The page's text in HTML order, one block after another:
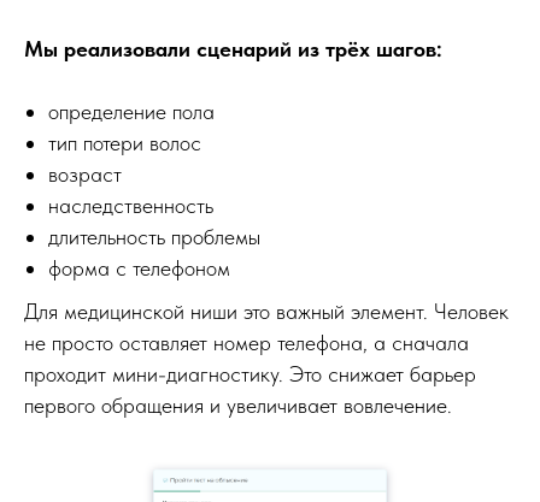
Мы реализовали сценарий из трёх шагов:
определение пола
тип потери волос
возраст
наследственность
длительность проблемы
форма с телефоном
Для медицинской ниши это важный элемент. Человек
не просто оставляет номер телефона, а сначала
проходит мини-диагностику. Это снижает барьер
первого обращения и увеличивает вовлечение.